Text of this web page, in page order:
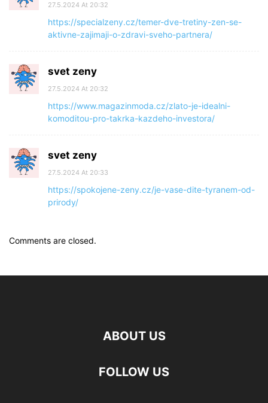
27.5.2024 At 20:32
https://specialzeny.cz/temer-dve-tretiny-zen-se-
aktivne-zajimaji-o-zdravi-sveho-partnera/
svet zeny
27.5.2024 At 20:32
https://www.magazinmoda.cz/zlato-je-idealni-
komoditou-pro-takrka-kazdeho-investora/
svet zeny
27.5.2024 At 20:33
https://spokojene-zeny.cz/je-vase-dite-tyranem-od-
prirody/
Comments are closed.
ABOUT US
FOLLOW US